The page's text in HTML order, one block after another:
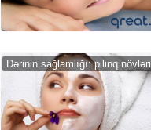
Dərinin sağlamlığı: pilinq növləri